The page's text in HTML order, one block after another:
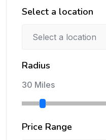
Select a location
Radius
30 Miles
Price Range